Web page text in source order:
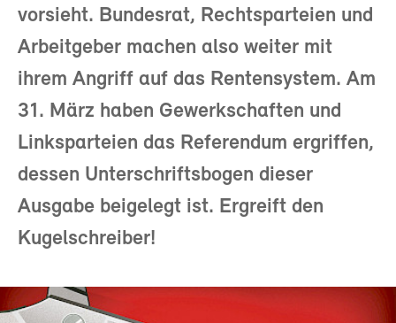
vorsieht. Bundesrat, Rechtsparteien und
Arbeitgeber machen also weiter mit
ihrem Angriff auf das Rentensystem. Am
31. März haben Gewerkschaften und
Linksparteien das Referendum ergriffen,
dessen Unterschriftsbogen dieser
Ausgabe beigelegt ist. Ergreift den
Kugelschreiber!